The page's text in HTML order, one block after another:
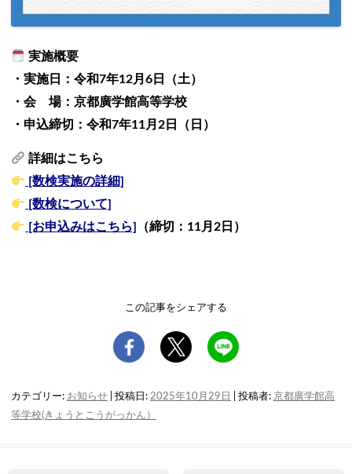
実施概要
・実施日
：令和7年12月6日（土）
・会 場：京都廣学館高等学校
・申込締切
：令和7年11月2日（日）
詳細はこちら
[数検実施の詳細]
[数検について]
[お申込みはこちら]
（締切：11月2日）
この記事をシェアする
カテゴリー: お知らせ | 投稿日: 2025年10月29日 投稿者: 京都廣学館高
等学校(きょうとこうがっかん）